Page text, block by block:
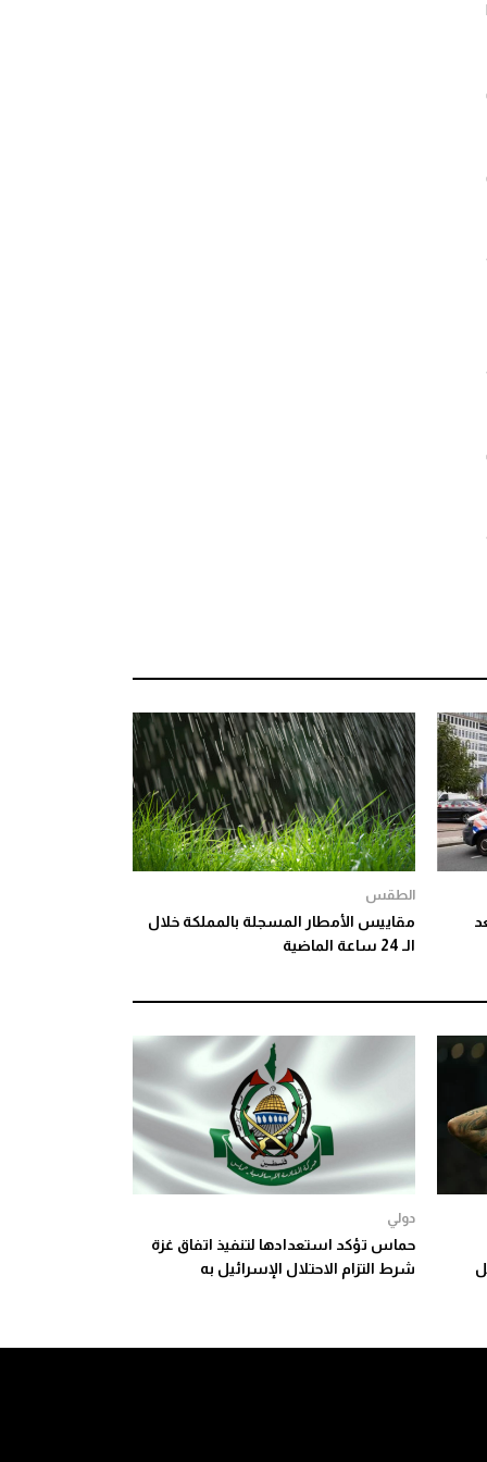
الطقس
مقاييس الأمطار المسجلة بالمملكة خلال
الـ 24 ساعة الماضية
دولي
حماس تؤكد استعدادها لتنفيذ اتفاق غزة
شرط التزام الاحتلال الإسرائيل به